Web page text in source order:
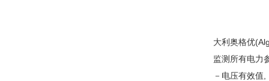
大利奥格优
监测所有电力
－电压有效值